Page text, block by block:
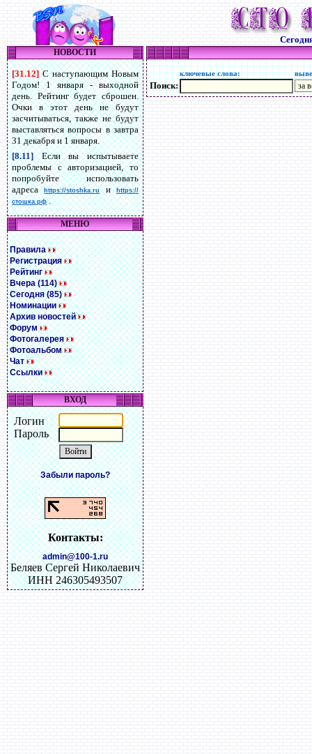
НОВОСТИ
[31.12]С наступающим Новым
Годом! 1 января - выходной
день. Рейтинг будет сброшен.
Очки в этот день не будут
засчитываться, также не будут
выставляться вопросы в завтра
31 декабря и 1 января.
[8.11]Если вы испытываете
проблемы с авторизацией, то
попробуйте использовать
адресаhttps://stoshka.ruиhttps://
стошка.рф.
МЕНЮ
Правила
Регистрация
Рейтинг
Вчера (114)
Сегодня (85)
Номинации
Архив новостей
Форум
Фотогалерея
Фотоальбом
Чат
Ссылки
ВХОД
Логин
Пароль
Забыли пароль?
Контакты:
admin@100-1.ru
Беляев Сергей Николаевич
ИНН 246305493507
ключевые слова:
Поиск: